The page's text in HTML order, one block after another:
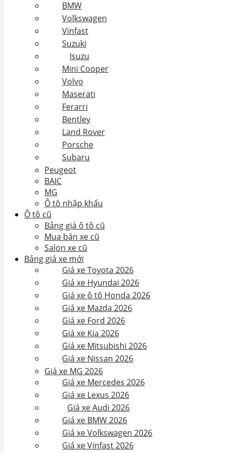
BMW
Volkswagen
Vinfast
Suzuki
Isuzu
Mini Cooper
Volvo
Maserati
Ferarri
Bentley
Land Rover
Porsche
Subaru
Peugeot
BAIC
MG
Ô tô nhập khẩu
Ô tô cũ
Bảng giá ô tô cũ
Mua bán xe cũ
Salon xe cũ
Bảng giá xe mới
Giá xe Toyota 2026
Giá xe Hyundai 2026
Giá xe ô tô Honda 2026
Giá xe Mazda 2026
Giá xe Ford 2026
Giá xe Kia 2026
Giá xe Mitsubishi 2026
Giá xe Nissan 2026
Giá xe MG 2026
Giá xe Mercedes 2026
Giá xe Lexus 2026
Giá xe Audi 2026
Giá xe BMW 2026
Giá xe Volkswagen 2026
Giá xe Vinfast 2026